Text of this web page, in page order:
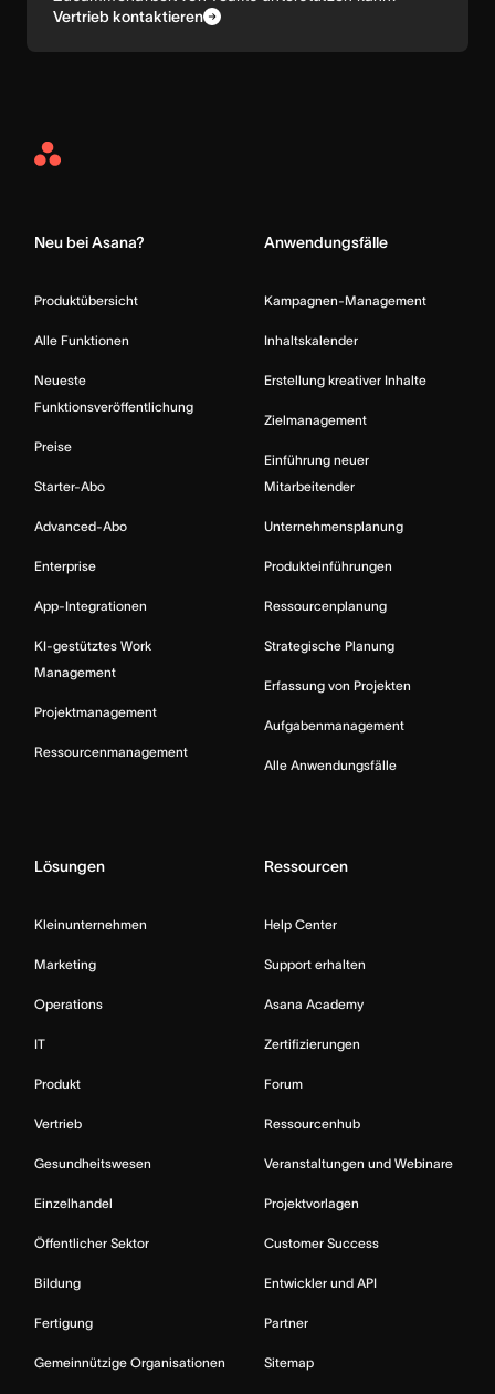
Vertrieb kontaktieren
Asana
Neu bei Asana?
Produktübersicht
Alle Funktionen
Neueste
Funktionsveröffentlichung
Preise
Starter-Abo
Advanced-Abo
Enterprise
App-Integrationen
KI-gestütztes Work
Management
Projektmanagement
Ressourcenmanagement
Anwendungsfälle
Kampagnen-Management
Inhaltskalender
Erstellung kreativer Inhalte
Zielmanagement
Einführung neuer
Mitarbeitender
Unternehmensplanung
Produkteinführungen
Ressourcenplanung
Strategische Planung
Erfassung von Projekten
Aufgabenmanagement
Alle Anwendungsfälle
Lösungen
Kleinunternehmen
Marketing
Operations
IT
Produkt
Vertrieb
Gesundheitswesen
Einzelhandel
Öffentlicher Sektor
Bildung
Fertigung
Gemeinnützige Organisationen
Ressourcen
Help Center
Support erhalten
Asana Academy
Zertifizierungen
Forum
Ressourcenhub
Veranstaltungen und Webinare
Projektvorlagen
Customer Success
Entwickler und API
Partner
Sitemap